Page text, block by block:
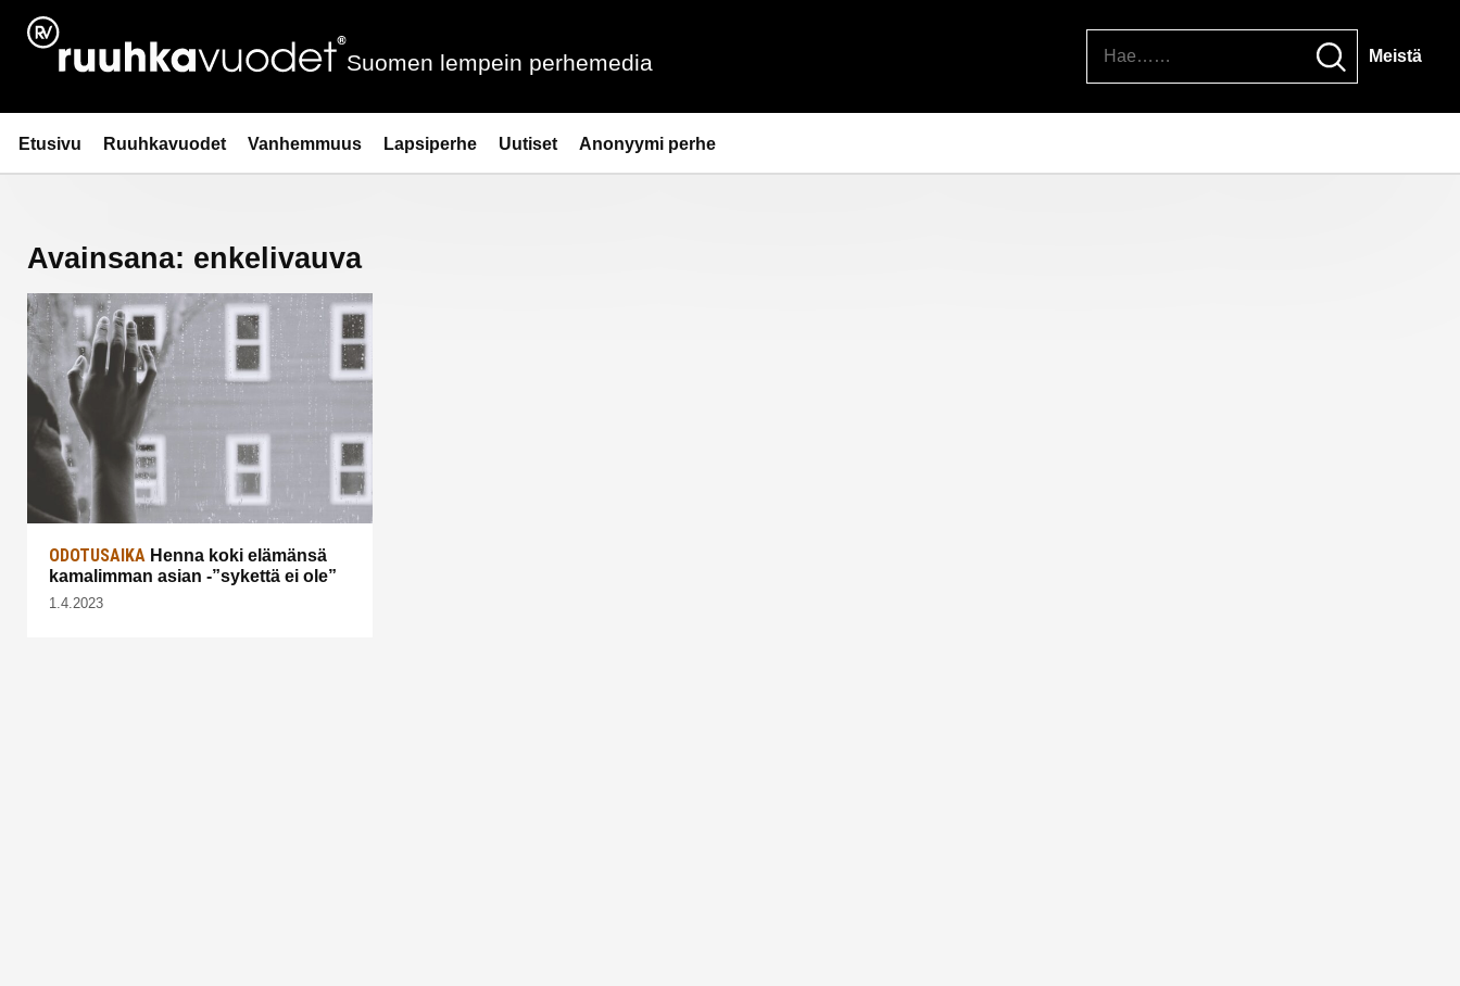
Siirry
sisältöön
Ruuhkavuodet.fi
Suomen lempein perhemedia Meistä
Etusivu Ruuhkavuodet Vanhemmuus Lapsiperhe Uutiset Anonyymi perhe
Avainsana: enkelivauva
ODOTUSAIKA Henna koki elämänsä
kamalimman asian -”sykettä ei ole”
1.4.2023